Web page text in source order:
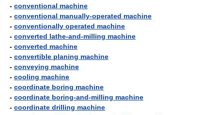
- conventional machine
- conventional manually-operated machine
- conventionally operated machine
- converted lathe-and-milling machine
- converted machine
- convertible planing machine
- conveying machine
- cooling machine
- coordinate boring machine
- coordinate boring-and-milling machine
- coordinate drilling machine